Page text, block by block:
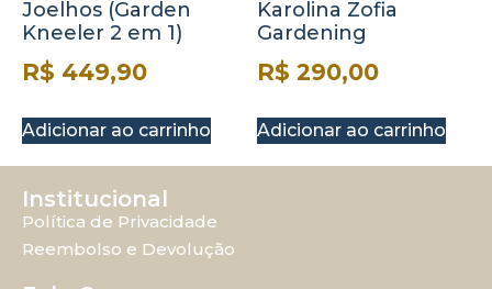
Joelhos (Garden
Kneeler 2 em 1)
R$ 449,90
Adicionar ao carrinho
Karolina Zofia
Gardening
R$ 290,00
Adicionar ao carrinho
Institucional
Política de Privacidade
Reembolso e Devolução